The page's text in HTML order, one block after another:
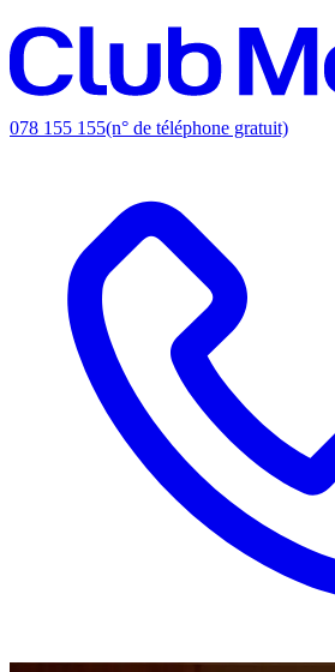
078 155 155(n° de téléphone gratuit)